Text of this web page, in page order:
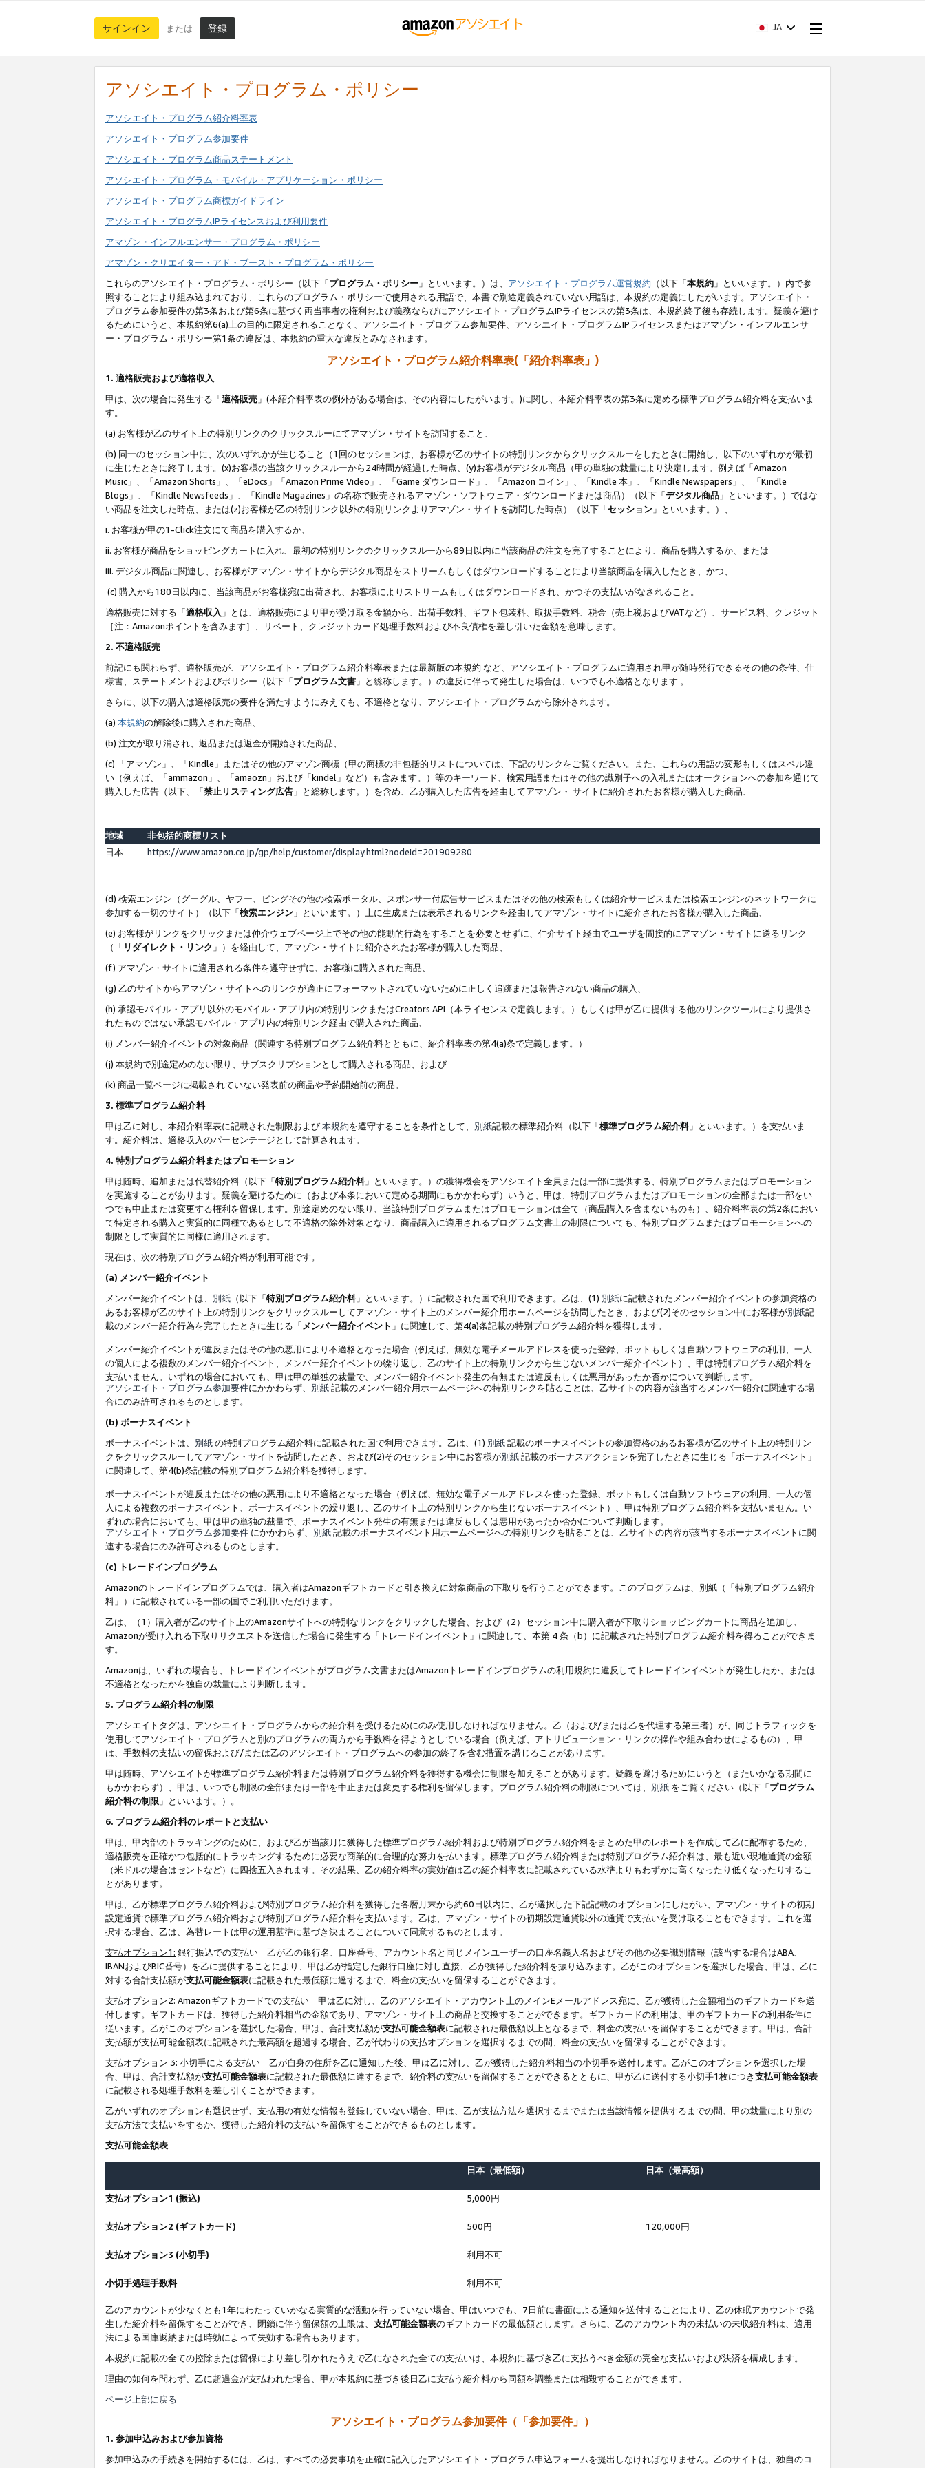
サインイン または 登録 JA
アソシエイト・プログラム・ポリシー
アソシエイト・プログラム紹介料率表
アソシエイト・プログラム参加要件
アソシエイト・プログラム商品ステートメント
アソシエイト・プログラム・モバイル・アプリケーション・ポリシー
アソシエイト・プログラム商標ガイドライン
アソシエイト・プログラムIPライセンスおよび利用要件
アマゾン・インフルエンサー・プログラム・ポリシー
アマゾン・クリエイター・アド・ブースト・プログラム・ポリシー
これらのアソシエイト・プログラム・ポリシー（以下「プログラム・ポリシー 」といいます。）は、 アソシエイト・プログラム運営規約 （以下「本規約 」といいます。）内で参
照することにより組み込まれており、これらのプログラム・ポリシーで使用される用語で、本書で別途定義されていない用語は、本規約の定義にしたがいます。アソシエイト・
プログラム参加要件の第3条および第6条に基づく両当事者の権利および義務ならびにアソシエイト・プログラムIPライセンスの第3条は、本規約終了後も存続します。疑義を避け
るためにいうと、本規約第6(a)上の目的に限定されることなく、アソシエイト・プログラム参加要件、アソシエイト・プログラムIPライセンスまたはアマゾン・インフルエンサ
ー・プログラム・ポリシー第1条の違反は、本規約の重大な違反とみなされます。
アソシエイト・プログラム紹介料率表(「紹介料率表」)
1. 適格販売および適格収入
甲は、次の場合に発生する「適格販売 」(本紹介料率表の例外がある場合は、その内容にしたがいます。)に関し、本紹介料率表の第3条に定める標準プログラム紹介料を支払いま
す。
(a) お客様が乙のサイト上の特別リンクのクリックスルーにてアマゾン・サイトを訪問すること、
(b) 同一のセッション中に、次のいずれかが生じること（1回のセッションは、お客様が乙のサイトの特別リンクからクリックスルーをしたときに開始し、以下のいずれかが最初
に生じたときに終了します。(x)お客様の当該クリックスルーから24時間が経過した時点、(y)お客様がデジタル商品（甲の単独の裁量により決定します。例えば「Amazon
Music」、「Amazon Shorts」、「eDocs」「Amazon Prime Video」、「Game ダウンロード」、「Amazon コイン」、「Kindle 本」、「Kindle Newspapers」、 「Kindle
Blogs」、「Kindle Newsfeeds」、「Kindle Magazines」の名称で販売されるアマゾン・ソフトウェア・ダウンロードまたは商品）（以下「デジタル商品 」といいます。）ではな
い商品を注文した時点、または(z)お客様が乙の特別リンク以外の特別リンクよりアマゾン・サイトを訪問した時点）（以下「セッション 」といいます。）、
i. お客様が甲の1-Click注文にて商品を購入するか、
ii. お客様が商品をショッピングカートに入れ、最初の特別リンクのクリックスルーから89日以内に当該商品の注文を完了することにより、商品を購入するか、または
iii. デジタル商品に関連し、お客様がアマゾン・サイトからデジタル商品をストリームもしくはダウンロードすることにより当該商品を購入したとき、かつ、
(c) 購入から180日以内に、当該商品がお客様宛に出荷され、お客様によりストリームもしくはダウンロードされ、かつその支払いがなされること。
適格販売に対する「適格収入 」とは、適格販売により甲が受け取る金額から、出荷手数料、ギフト包装料、取扱手数料、税金（売上税およびVATなど）、サービス料、クレジット
［注：Amazonポイントを含みます］、リベート、クレジットカード処理手数料および不良債権を差し引いた金額を意味します。
2. 不適格販売
前記にも関わらず、適格販売が、アソシエイト・プログラム紹介料率表または最新版の本規約 など、アソシエイト・プログラムに適用され甲が随時発行できるその他の条件、仕
様書、ステートメントおよびポリシー（以下「プログラム文書 」と総称します。）の違反に伴って発生した場合は、いつでも不適格となります 。
さらに、以下の購入は適格販売の要件を満たすようにみえても、不適格となり、アソシエイト・プログラムから除外されます。
(a) 本規約の解除後に購入された商品、
(b) 注文が取り消され、返品または返金が開始された商品、
(c) 「アマゾン」、「Kindle」またはその他のアマゾン商標（甲の商標の非包括的リストについては、下記のリンクをご覧ください。また、これらの用語の変形もしくはスペル違
い（例えば、「ammazon」、「amaozn」および「kindel」など）も含みます。）等のキーワード、検索用語またはその他の識別子への入札またはオークションへの参加を通じて
購入した広告（以下、「禁止リスティング広告 」と総称します。）を含め、乙が購入した広告を経由してアマゾン・ サイトに紹介されたお客様が購入した商品、
地域
非包括的商標リスト
日本
https://www.amazon.co.jp/gp/help/customer/display.html?nodeId=201909280
(d) 検索エンジン（グーグル、ヤフー、ビングその他の検索ポータル、スポンサー付広告サービスまたはその他の検索もしくは紹介サービスまたは検索エンジンのネットワークに
参加する一切のサイト）（以下「検索エンジン 」といいます。）上に生成または表示されるリンクを経由してアマゾン・サイトに紹介されたお客様が購入した商品、
(e) お客様がリンクをクリックまたは仲介ウェブページ上でその他の能動的行為をすることを必要とせずに、仲介サイト経由でユーザを間接的にアマゾン・サイトに送るリンク
（「 リダイレクト・リンク 」）を経由して、アマゾン・サイトに紹介されたお客様が購入した商品、
(f) アマゾン・サイトに適用される条件を遵守せずに、お客様に購入された商品、
(g) 乙のサイトからアマゾン・サイトへのリンクが適正にフォーマットされていないために正しく追跡または報告されない商品の購入、
(h) 承認モバイル・アプリ以外のモバイル・アプリ内の特別リンクまたはCreators API（本ライセンスで定義します。）もしくは甲が乙に提供する他のリンクツールにより提供さ
れたものではない承認モバイル・アプリ内の特別リンク経由で購入された商品、
(i) メンバー紹介イベントの対象商品（関連する特別プログラム紹介料とともに、紹介料率表の第4(a)条で定義します。）
(j) 本規約で別途定めのない限り、サブスクリプションとして購入される商品、および
(k) 商品一覧ページに掲載されていない発表前の商品や予約開始前の商品。
3. 標準プログラム紹介料
甲は乙に対し、本紹介料率表に記載された制限および本規約を遵守することを条件として、 別紙記載の標準紹介料（以下「標準プログラム紹介料」といいます。）を支払いま
す。紹介料は、適格収入のパーセンテージとして計算されます。
4. 特別プログラム紹介料またはプロモーション
甲は随時、追加または代替紹介料（以下「特別プログラム紹介料」といいます。）の獲得機会をアソシエイト全員または一部に提供する、特別プログラムまたはプロモーション
を実施することがあります。疑義を避けるために（および本条において定める期間にもかかわらず）いうと、甲は、特別プログラムまたはプロモーションの全部または一部をい
つでも中止または変更する権利を留保します。別途定めのない限り、当該特別プログラムまたはプロモーションは全て（商品購入を含まないものも）、紹介料率表の第2条におい
て特定される購入と実質的に同種であるとして不適格の除外対象となり、商品購入に適用されるプログラム文書上の制限についても、特別プログラムまたはプロモーションへの
制限として実質的に同様に適用されます。
現在は、次の特別プログラム紹介料が利用可能です。
(a) メンバー紹介イベント
メンバー紹介イベントは、 別紙 （以下「特別プログラム紹介料」といいます。）に記載された国で利用できます。乙は、(1) 別紙に記載されたメンバー紹介イベントの参加資格の
あるお客様が乙のサイト上の特別リンクをクリックスルーしてアマゾン・サイト上のメンバー紹介用ホームページを訪問したとき、および(2)そのセッション中にお客様が別紙記
載のメンバー紹介行為を完了したときに生じる「 メンバー紹介イベント 」に関連して、第4(a)条記載の特別プログラム紹介料を獲得します。
メンバー紹介イベントが違反またはその他の悪用により不適格となった場合（例えば、無効な電子メールアドレスを使った登録、ボットもしくは自動ソフトウェアの利用、一人
の個人による複数のメンバー紹介イベント、メンバー紹介イベントの繰り返し、乙のサイト上の特別リンクから生じないメンバー紹介イベント）、甲は特別プログラム紹介料を
支払いません。いずれの場合においても、甲は甲の単独の裁量で、メンバー紹介イベント発生の有無または違反もしくは悪用があったか否かについて判断します。
アソシエイト・プログラム参加要件にかかわらず、 別紙記載のメンバー紹介用ホームページへの特別リンクを貼ることは、乙サイトの内容が該当するメンバー紹介に関連する場
合にのみ許可されるものとします。
(b) ボーナスイベント
ボーナスイベントは、 別紙の特別プログラム紹介料に記載された国で利用できます。乙は、(1) 別紙記載のボーナスイベントの参加資格のあるお客様が乙のサイト上の特別リン
クをクリックスルーしてアマゾン・サイトを訪問したとき、および(2)そのセッション中にお客様が別紙記載のボーナスアクションを完了したときに生じる「ボーナスイベント」
に関連して、第4(b)条記載の特別プログラム紹介料を獲得します。
ボーナスイベントが違反またはその他の悪用により不適格となった場合（例えば、無効な電子メールアドレスを使った登録、ボットもしくは自動ソフトウェアの利用、一人の個
人による複数のボーナスイベント、ボーナスイベントの繰り返し、乙のサイト上の特別リンクから生じないボーナスイベント）、甲は特別プログラム紹介料を支払いません。い
ずれの場合においても、甲は甲の単独の裁量で、ボーナスイベント発生の有無または違反もしくは悪用があったか否かについて判断します。
アソシエイト・プログラム参加要件 にかかわらず、 別紙記載のボーナスイベント用ホームページへの特別リンクを貼ることは、乙サイトの内容が該当するボーナスイベントに関
連する場合にのみ許可されるものとします。
(c) トレードインプログラム
Amazonのトレードインプログラムでは、購入者はAmazonギフトカードと引き換えに対象商品の下取りを行うことができます。このプログラムは、別紙（「特別プログラム紹介
料」）に記載されている一部の国でご利用いただけます。
乙は、（1）購入者が乙のサイト上のAmazonサイトへの特別なリンクをクリックした場合、および（2）セッション中に購入者が下取りショッピングカートに商品を追加し、
Amazonが受け入れる下取りリクエストを送信した場合に発生する「トレードインイベント」に関連して、本第 4 条（b）に記載された特別プログラム紹介料を得ることができま
す。
Amazonは、いずれの場合も、トレードインイベントがプログラム文書またはAmazonトレードインプログラムの利用規約に違反してトレードインイベントが発生したか、または
不適格となったかを独自の裁量により判断します。
5. プログラム紹介料の制限
アソシエイトタグは、アソシエイト・プログラムからの紹介料を受けるためにのみ使用しなければなりません。乙（および/または乙を代理する第三者）が、同じトラフィックを
使用してアソシエイト・プログラムと別のプログラムの両方から手数料を得ようとしている場合（例えば、アトリビューション・リンクの操作や組み合わせによるもの）、甲
は、手数料の支払いの留保および/または乙のアソシエイト・プログラムへの参加の終了を含む措置を講じることがあります。
甲は随時、アソシエイトが標準プログラム紹介料または特別プログラム紹介料を獲得する機会に制限を加えることがあります。疑義を避けるためにいうと（またいかなる期間に
もかかわらず）、甲は、いつでも制限の全部または一部を中止または変更する権利を留保します。プログラム紹介料の制限については、 別紙 をご覧ください（以下「プログラム
紹介料の制限 」といいます。）。
6. プログラム紹介料のレポートと支払い
甲は、甲内部のトラッキングのために、および乙が当該月に獲得した標準プログラム紹介料および特別プログラム紹介料をまとめた甲のレポートを作成して乙に配布するため、
適格販売を正確かつ包括的にトラッキングするために必要な商業的に合理的な努力を払います。標準プログラム紹介料または特別プログラム紹介料は、最も近い現地通貨の金額
（米ドルの場合はセントなど）に四捨五入されます。その結果、乙の紹介料率の実効値は乙の紹介料率表に記載されている水準よりもわずかに高くなったり低くなったりするこ
とがあります。
甲は、乙が標準プログラム紹介料および特別プログラム紹介料を獲得した各暦月末から約60日以内に、乙が選択した下記記載のオプションにしたがい、アマゾン・サイトの初期
設定通貨で標準プログラム紹介料および特別プログラム紹介料を支払います。乙は、アマゾン・サイトの初期設定通貨以外の通貨で支払いを受け取ることもできます。これを選
択する場合、乙は、為替レートは甲の運用基準に基づき決まることについて同意するものとします。
支払オプション1: 銀行振込での支払い 乙が乙の銀行名、口座番号、アカウント名と同じメインユーザーの口座名義人名およびその他の必要識別情報（該当する場合はABA、
IBANおよびBIC番号）を乙に提供することにより、甲は乙が指定した銀行口座に対し直接、乙が獲得した紹介料を振り込みます。乙がこのオプションを選択した場合、甲は、乙に
対する合計支払額が支払可能金額表に記載された最低額に達するまで、料金の支払いを留保することができます。
支払オプション2: Amazonギフトカードでの支払い 甲は乙に対し、乙のアソシエイト・アカウント上のメインEメールアドレス宛に、乙が獲得した金額相当のギフトカードを送
付します。ギフトカードは、獲得した紹介料相当の金額であり、アマゾン・サイト上の商品と交換することができます。ギフトカードの利用は、甲のギフトカードの利用条件に
従います。乙がこのオプションを選択した場合、甲は、合計支払額が支払可能金額表に記載された最低額以上となるまで、料金の支払いを留保することができます。甲は、合計
支払額が支払可能金額表に記載された最高額を超過する場合、乙が代わりの支払オプションを選択するまでの間、料金の支払いを留保することができます。
支払オプション 3: 小切手による支払い 乙が自身の住所を乙に通知した後、甲は乙に対し、乙が獲得した紹介料相当の小切手を送付します。乙がこのオプションを選択した場
合、甲は、合計支払額が支払可能金額表に記載された最低額に達するまで、紹介料の支払いを留保することができるとともに、甲が乙に送付する小切手1枚につき支払可能金額表
に記載される処理手数料を差し引くことができます。
乙がいずれのオプションも選択せず、支払用の有効な情報も登録していない場合、甲は、乙が支払方法を選択するまでまたは当該情報を提供するまでの間、甲の裁量により別の
支払方法で支払いをするか、獲得した紹介料の支払いを留保することができるものとします。
支払可能金額表
日本（最低額） 日本（最高額）
支払オプション1 (振込) 5,000円
支払オプション2 (ギフトカード) 500円 120,000円
支払オプション3 (小切手) 利用不可
小切手処理手数料 利用不可
乙のアカウントが少なくとも1年にわたっていかなる実質的な活動を行っていない場合、甲はいつでも、7日前に書面による通知を送付することにより、乙の休眠アカウントで発
生した紹介料を留保することができ、閉鎖に伴う留保額の上限は、 支払可能金額表のギフトカードの最低額とします。さらに、乙のアカウント内の未払いの未収紹介料は、適用
法による国庫返納または時効によって失効する場合もあります。
本規約に記載の全ての控除または留保により差し引かれたうえで乙になされた全ての支払いは、本規約に基づき乙に支払うべき金額の完全な支払いおよび決済を構成します。
理由の如何を問わず、乙に超過金が支払われた場合、甲が本規約に基づき後日乙に支払う紹介料から同額を調整または相殺することができます。
ページ上部に戻る
アソシエイト・プログラム参加要件（「参加要件」）
1. 参加申込みおよび参加資格
参加申込みの手続きを開始するには、乙は、すべての必要事項を正確に記入したアソシエイト・プログラム申込フォームを提出しなければなりません。乙のサイトは、独自のコ